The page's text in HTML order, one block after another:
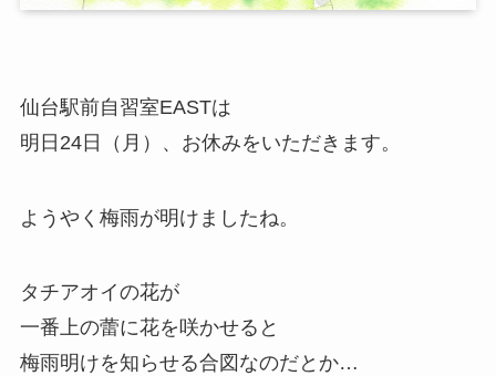
仙台駅前自習室EASTは
明日24日（月）、お休みをいただきます。
ようやく梅雨が明けましたね。
タチアオイの花が
一番上の蕾に花を咲かせると
梅雨明けを知らせる合図なのだとか…